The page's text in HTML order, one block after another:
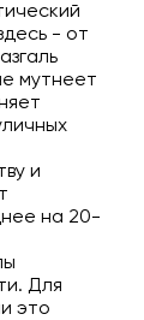
- от
мутнеет
и
на 20-
Для
это